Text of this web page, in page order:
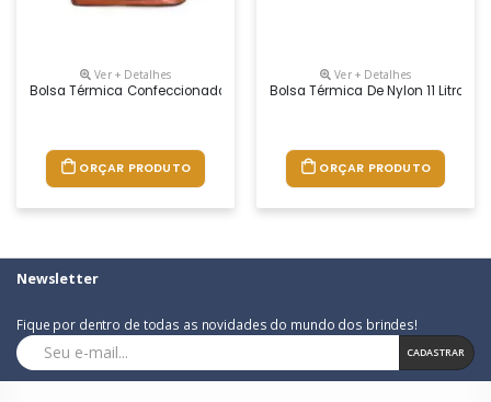
Ver + Detalhes
Bolsa Térmica Confeccionada Em Oxford Impermeável, Com Detalhes
ORÇAR PRODUTO
Ver + Detalhes
Bolsa Térmica De Nylon 11 Litros
ORÇAR PRODUTO
Newsletter
Fique por dentro de todas as novidades do mundo dos brindes!
CADASTRAR